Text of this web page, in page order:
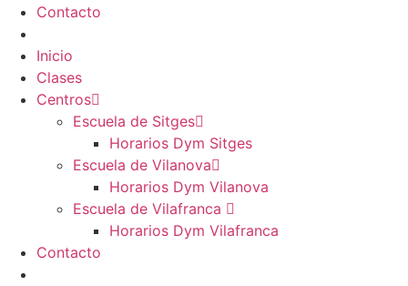
Contacto
Inicio
Clases
Centros
Escuela de Sitges
Horarios Dym Sitges
Escuela de Vilanova
Horarios Dym Vilanova
Escuela de Vilafranca
Horarios Dym Vilafranca
Contacto